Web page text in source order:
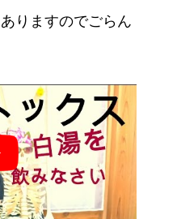
りますのでごらん